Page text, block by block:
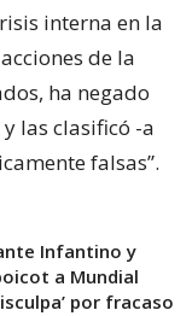
interna en la
de la
ha negado
las clasificó -a
falsas”.
Infantino y
a Mundial
por fracaso